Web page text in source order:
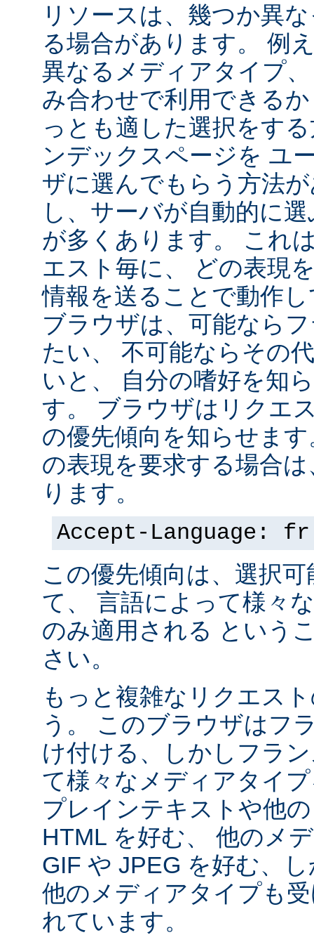
リソースは、幾つか異
る場合があります。 例
異なるメディアタイプ
み合わせで利用できる
っとも適した選択をす
ンデックスページを ユ
ザに選んでもらう方法
し、サーバが自動的に
が多くあります。 これ
エスト毎に、 どの表現
情報を送ることで動作
ブラウザは、可能なら
たい、 不可能ならその
いと、 自分の嗜好を知
す。 ブラウザはリクエ
の優先傾向を知らせま
の表現を要求する場合
ります。
Accept-Language: fr
この優先傾向は、選択
て、 言語によって様々
のみ適用される という
さい。
もっと複雑なリクエス
う。 このブラウザはフ
け付ける、しかしフラ
て様々なメディアタイ
プレインテキストや他
HTML を好む、 他のメ
GIF や JPEG を好む、
他のメディアタイプも
れています。